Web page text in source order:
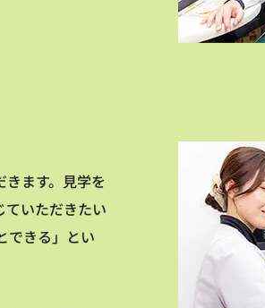
ます。見学を
ていただきたい
できる」とい